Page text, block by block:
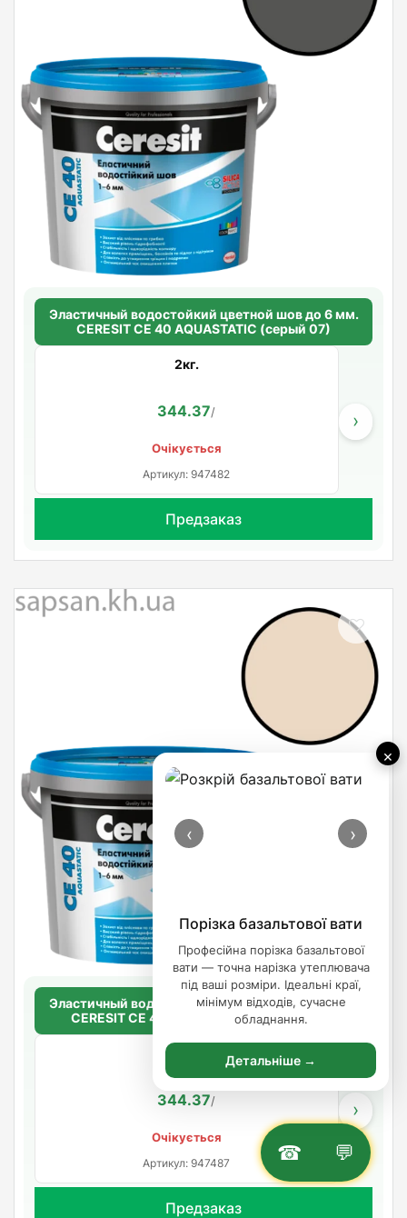
☎ 💬
×
‹ ›
Порізка базальтової вати
Професійна порізка базальтової
вати — точна нарізка утеплювача
під ваші розміри. Ідеальні краї,
мінімум відходів, сучасне
обладнання.
Детальніше →
Эластичный водостойкий цветной шов до 6 мм.
CERESIT CE 40 AQUASTATIC (серый 07)
2кг.
344.37/
Очікується
Артикул: 947482
›
Предзаказ
Эластичный водостойкий цветной шов до 6 мм.
CERESIT CE 40 AQUASTATIC (жасмин 40)
344.37/
Очікується
Артикул: 947487
›
Предзаказ